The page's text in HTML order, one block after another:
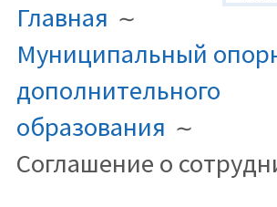
НА
САЙТЕ
(ХЛЕБНЫЕ
КРОШКИ)
Главная
Муниципальный
дополнительного
образования
Соглашение о